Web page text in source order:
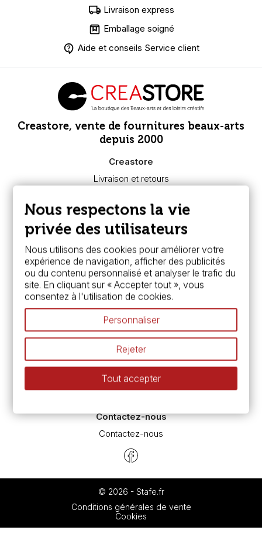
Livraison express
Emballage soigné
Aide et conseils Service client
Creastore, vente de fournitures beaux-arts
depuis 2000
Creastore
Livraison et retours
Paiement sécurisé
FAQ
Boutique à Angers
Services
Carte fidélité & avantages
Chèque cadeau, bon cadeaux
Devis & bon de commande
Pass culture - mode d'emploi
Nos promotions en cours
Espace conseils
L’aquarelle en tubes ou en godets ?
Le vocabulaire technique de l’aquarelle
Différence entre peinture Fine et Extra-fine
Préparer une toile pour peinture à l'huile et acrylique
Contactez-nous
Contactez-nous
© 2026 - Stafe.fr
Conditions générales de vente
Cookies
Nous respectons la vie
privée des utilisateurs
Nous utilisons des cookies pour améliorer votre
expérience de navigation, afficher des publicités
ou du contenu personnalisé et analyser le trafic du
site. En cliquant sur « Accepter tout », vous
consentez à l'utilisation de cookies.
Personnaliser
Rejeter
Tout accepter